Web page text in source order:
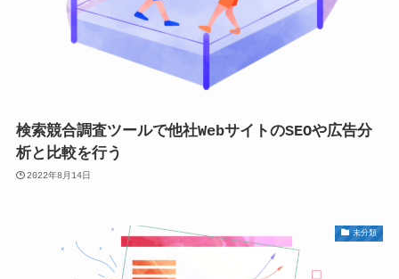
検索競合調査ツールで他社WebサイトのSEOや広告分
析と比較を行う
2022年8月14日
未分類